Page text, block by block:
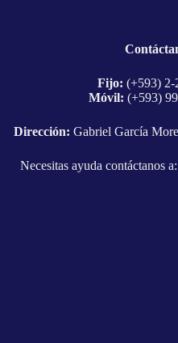
Fijo:(+593) 2-
Móvil: (+593)
Dirección: Gabriel García
Necesitas ayuda contáctanos a: